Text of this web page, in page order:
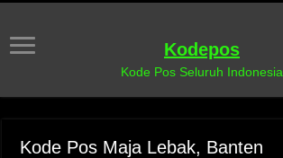
Kodepos
Kode Pos Seluruh Indonesia
Kode Pos Maja Lebak, Banten